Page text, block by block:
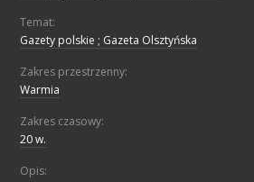
Temat:
Gazety polskie ; Gazeta Olsztyńska
Zakres przestrzenny:
Warmia
Zakres czasowy:
20 w.
Opis: